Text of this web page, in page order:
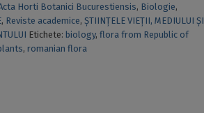
Horti Botanici Bucurestiensis, Biologie,
, Reviste academice,ȘTIINȚELE VIEȚII, MEDIULUI ȘI
Etichete:biology,flora from Republic of
,romanian flora